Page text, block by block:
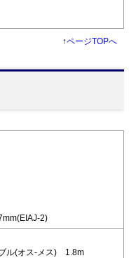
↑ページTOPへ
2)
ル(オス-メス) 1.8m